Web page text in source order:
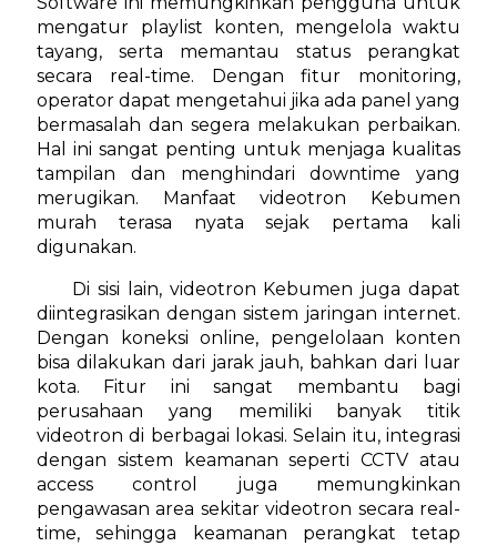
mengatur playlist konten, mengelola waktu
tayang, serta memantau status perangkat
secara real-time. Dengan fitur monitoring,
operator dapat mengetahui jika ada panel yang
bermasalah dan segera melakukan perbaikan.
Hal ini sangat penting untuk menjaga kualitas
tampilan dan menghindari downtime yang
merugikan. Manfaat videotron Kebumen
murah terasa nyata sejak pertama kali
digunakan.
Di sisi lain, videotron Kebumen juga dapat
diintegrasikan dengan sistem jaringan internet.
Dengan koneksi online, pengelolaan konten
bisa dilakukan dari jarak jauh, bahkan dari luar
kota. Fitur ini sangat membantu bagi
perusahaan yang memiliki banyak titik
videotron di berbagai lokasi. Selain itu, integrasi
dengan sistem keamanan seperti CCTV atau
access control juga memungkinkan
pengawasan area sekitar videotron secara real-
time, sehingga keamanan perangkat tetap